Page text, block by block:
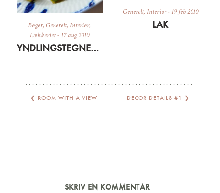
Bøger,Generelt,Interiør,
Lækkerier- 17 aug 2010
YNDLINGSTEGNESERIER OG -MAD
Generelt, Interiør- 19 feb 2010
LAK
❮ ROOM WITH A VIEW DECOR DETAILS #1 ❯
SKRIV EN KOMMENTAR